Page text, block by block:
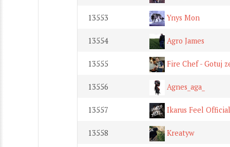
13553 Ynys Mon
13554 Agro James
13555 Fire Chef - Gotuj
13556 Agnes_aga_
13557 Ikarus Feel Official
13558 Kreatyw